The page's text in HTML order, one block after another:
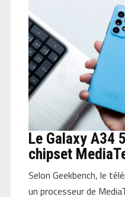
Le Galaxy A34
chipset
Selon Geekbench, le
un processeur de